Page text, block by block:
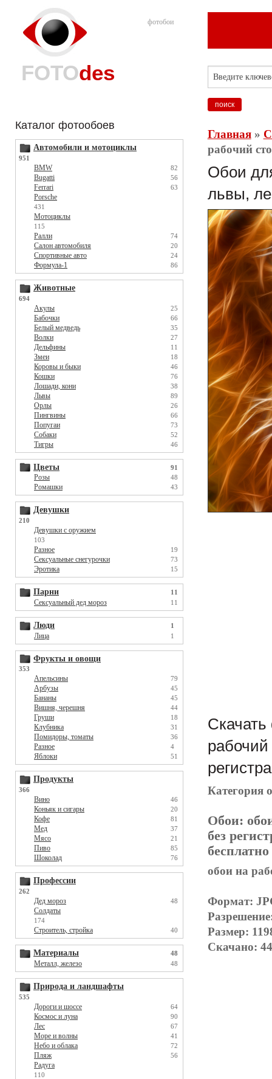
фотобои
FOTOdes
Каталог фотообоев
Автомобили и мотоциклы
951
BMW 82
Bugatti 56
Ferrari 63
Porsche
431
Мотоциклы
115
Ралли 74
Салон автомобиля 20
Спортивные авто 24
Формула-1 86
Животные
694
Акулы 25
Бабочки 66
Белый медведь 35
Волки 27
Дельфины 11
Змеи 18
Коровы и быки 46
Кошки 76
Лошади, кони 38
Львы 89
Орлы 26
Пингвины 66
Попугаи 73
Собаки 52
Тигры 46
Цветы 91
Розы 48
Ромашки 43
Девушки
210
Девушки с оружием
103
Разное 19
Сексуальные снегурочки 73
Эротика 15
Парни 11
Сексуальный дед мороз 11
Люди 1
Лица 1
Фрукты и овощи
353
Апельсины 79
Арбузы 45
Бананы 45
Вишня, черешня 44
Груши 18
Клубника 31
Помидоры, томаты 36
Разное 4
Яблоки 51
Продукты
366
Вино 46
Коньяк и сигары 20
Кофе 81
Мед 37
Мясо 21
Пиво 85
Шоколад 76
Профессии
262
Дед мороз 48
Солдаты
174
Строитель, стройка 40
Материалы 48
Металл, железо 48
Природа и ландшафты
535
Дороги и шоссе 64
Космос и луна 90
Лес 67
Море и волны 41
Небо и облака 72
Пляж 56
Радуга
110
Главная»
рабочий
Обои
львы,
Скачать
рабочий
Категория
Обои:
без
обои на
Формат:
Размер:
Скачано: